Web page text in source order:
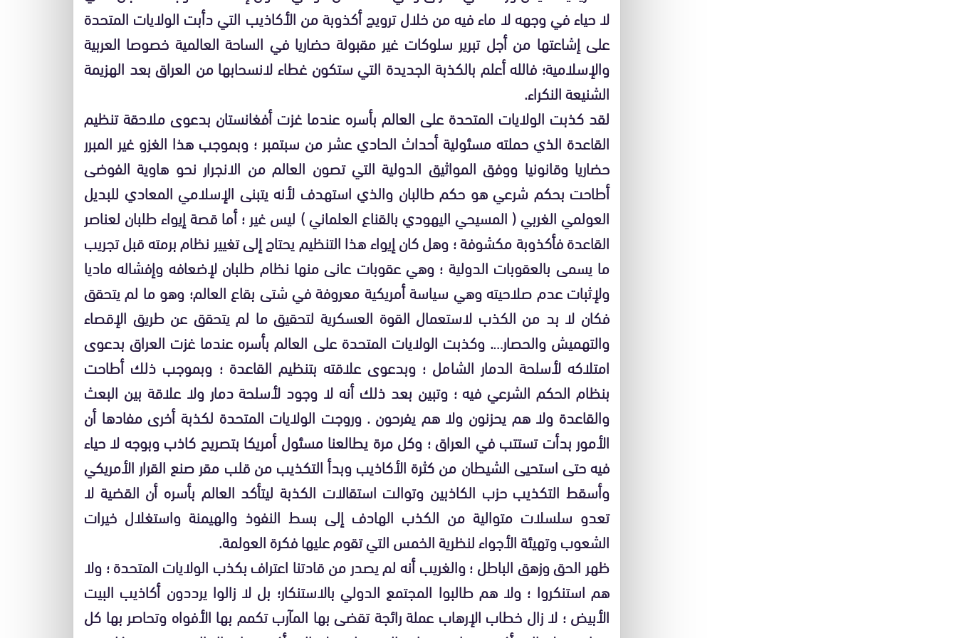
لا حياء في وجهه لا ماء فيه من خلال ترويج أكذوبة من الأكاذيب التي دأبت الولايات المتحدة
على إشاعتها من أجل تبرير سلوكات غير مقبولة حضاريا في الساحة العالمية خصوصا العربية
والإسلامية؛ فالله أعلم بالكذبة الجديدة التي ستكون غطاء لانسحابها من العراق بعد الهزيمة
الشنيعة النكراء.
لقد كذبت الولايات المتحدة على العالم بأسره عندما غزت أفغانستان بدعوى ملاحقة تنظيم
القاعدة الذي حملته مسئولية أحداث الحادي عشر من سبتمبر ؛ وبموجب هذا الغزو غير المبرر
حضاريا وقانونيا ووفق المواثيق الدولية التي تصون العالم من الانجرار نحو هاوية الفوضى
أطاحت بحكم شرعي هو حكم طالبان والذي استهدف لأنه يتبنى الإسلامي المعادي للبديل
العولمي الغربي ( المسيحي اليهودي بالقناع العلماني ) ليس غير ؛ أما قصة إيواء طلبان لعناصر
القاعدة فأكذوبة مكشوفة ؛ وهل كان إيواء هذا التنظيم يحتاج إلى تغيير نظام برمته قبل تجريب
ما يسمى بالعقوبات الدولية ؛ وهي عقوبات عانى منها نظام طلبان لإضعافه وإفشاله ماديا
ولإثبات عدم صلاحيته وهي سياسة أمريكية معروفة في شتى بقاع العالم؛ وهو ما لم يتحقق
فكان لا بد من الكذب لاستعمال القوة العسكرية لتحقيق ما لم يتحقق عن طريق الإقصاء
والتهميش والحصار…. وكذبت الولايات المتحدة على العالم بأسره عندما غزت العراق بدعوى
امتلاكه لأسلحة الدمار الشامل ؛ وبدعوى علاقته بتنظيم القاعدة ؛ وبموجب ذلك أطاحت
بنظام الحكم الشرعي فيه ؛ وتبين بعد ذلك أنه لا وجود لأسلحة دمار ولا علاقة بين البعث
والقاعدة ولا هم يحزنون ولا هم يفرحون . وروجت الولايات المتحدة لكذبة أخرى مفادها أن
الأمور بدأت تستتب في العراق ؛ وكل مرة يطالعنا مسئول أمريكا بتصريح كاذب وبوجه لا حياء
فيه حتى استحيى الشيطان من كثرة الأكاذيب وبدأ التكذيب من قلب مقر صنع القرار الأمريكي
وأسقط التكذيب حزب الكاذبين وتوالت استقالات الكذبة ليتأكد العالم بأسره أن القضية لا
تعدو سلسلات متوالية من الكذب الهادف إلى بسط النفوذ والهيمنة واستغلال خيرات
الشعوب وتهيئة الأجواء لنظرية الخمس التي تقوم عليها فكرة العولمة.
ظهر الحق وزهق الباطل ؛ والغريب أنه لم يصدر من قادتنا اعتراف بكذب الولايات المتحدة ؛ ولا
هم استنكروا ؛ ولا هم طالبوا المجتمع الدولي بالاستنكار؛ بل لا زالوا يرددون أكاذيب البيت
الأبيض ؛ لا زال خطاب الإرهاب عملة رائجة تقضى بها المآرب تكمم بها الأفواه وتحاصر بها كل